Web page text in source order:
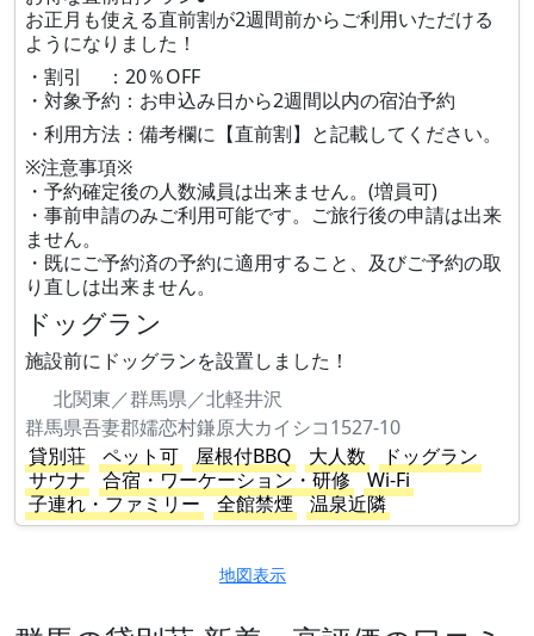
お正月も使える直前割が2週間前からご利用いただける
ようになりました！
・割引 ：20％OFF
・対象予約：お申込み日から2週間以内の宿泊予約
・利用方法：備考欄に【直前割】と記載してください。
※注意事項※
・予約確定後の人数減員は出来ません。(増員可)
・事前申請のみご利用可能です。ご旅行後の申請は出来
ません。
・既にご予約済の予約に適用すること、及びご予約の取
り直しは出来ません。
ドッグラン
施設前にドッグランを設置しました！
北関東／群馬県／北軽井沢
群馬県吾妻郡嬬恋村鎌原大カイシコ1527-10
貸別荘
ペット可 屋根付BBQ 大人数
ドッグラン
サウナ
合宿・ワーケーション・研修
Wi-Fi
子連れ・ファミリー
全館禁煙 温泉近隣
地図表示